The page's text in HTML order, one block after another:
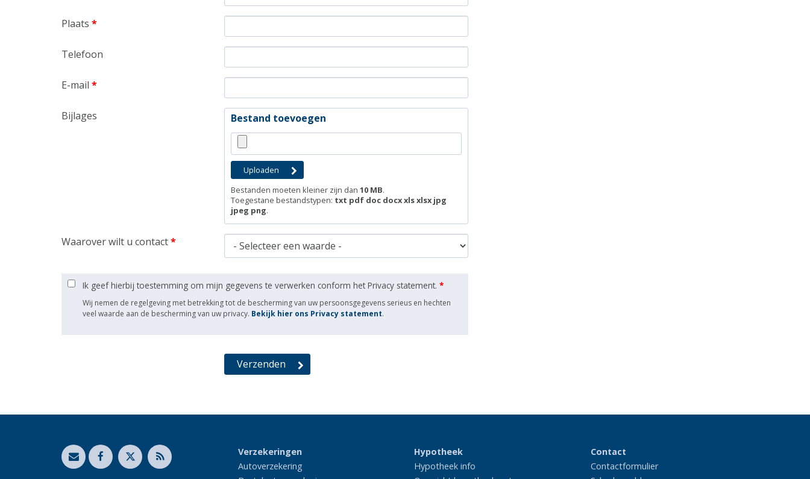
Plaats *
Telefoon
E-mail *
Bijlages Bestand toevoegen
Bestanden moeten kleiner zijn dan 10 MB.
Toegestane bestandstypen: txt pdf doc docx xls xlsx jpg
jpeg png.
Waarover wilt u contact*
Ik geef hierbij toestemming om mijn gegevens te verwerken conform het Privacy statement. *
Wij nemen de regelgeving met betrekking tot de bescherming van uw persoonsgegevens serieus en hechten
veel waarde aan de bescherming van uw privacy. Bekijk hier ons Privacy statement.
Verzekeringen
Autoverzekering
Hypotheek
Hypotheek info
Contact
Contactformulier